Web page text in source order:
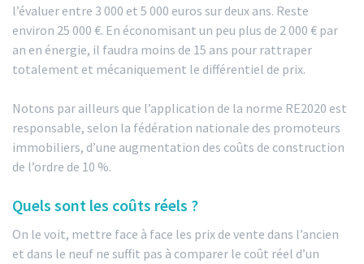
l’évaluer entre 3 000 et 5 000 euros sur deux ans. Reste
environ 25 000 €. En économisant un peu plus de 2 000 € par
an en énergie, il faudra moins de 15 ans pour rattraper
totalement et mécaniquement le différentiel de prix.
Notons par ailleurs que l’application de la norme RE2020 est
responsable, selon la fédération nationale des promoteurs
immobiliers, d’une augmentation des coûts de construction
de l’ordre de 10 %.
Quels sont les coûts réels ?
On le voit, mettre face à face les prix de vente dans l’ancien
et dans le neuf ne suffit pas à comparer le coût réel d’un